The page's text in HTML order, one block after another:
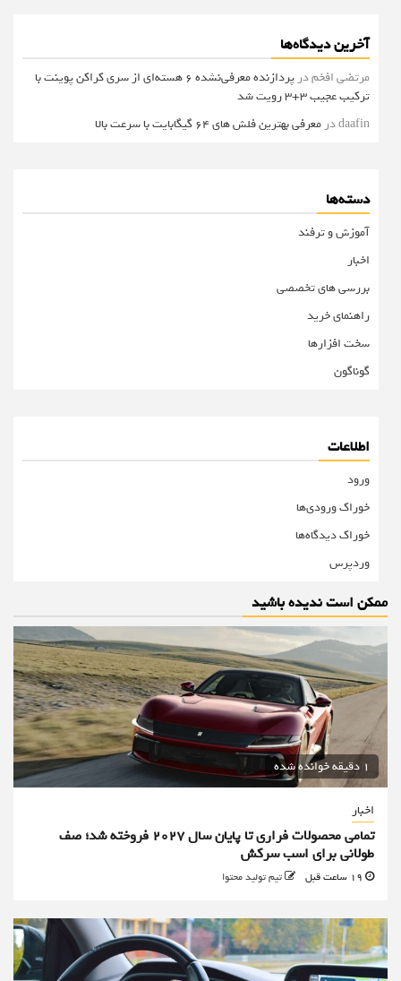
آخرین دیدگاه‌ها
مرتضی افخمدر
پردازنده معرفی‌نشده 6 هسته‌ای از سری کراکن پوینت با
ترکیب عجیب 3+3 رویت شد
daafinدر معرفی بهترین فلش های 64 گیگابایت با سرعت بالا
دسته‌ها
آموزش و ترفند
اخبار
بررسی های تخصصی
راهنمای خرید
سخت افزارها
گوناگون
اطلاعات
ورود
خوراک ورودی‌ها
خوراک دیدگاه‌ها
وردپرس
ممکن است ندیده باشید
1 دقیقه خوانده شده
اخبار
تمامی محصولات فراری تا پایان سال ۲۰۲۷ فروخته شد؛ صف
طولانی برای اسب سرکش
تیم تولید محتوا